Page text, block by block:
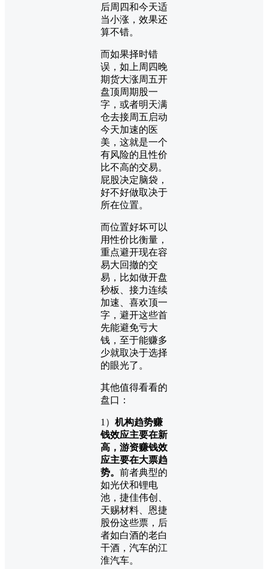
后周四和今天适
当小涨，效果还
算不错。
而如果择时错
误，如上周四晚
期货大涨周五开
盘顶周期股一
字，或者明天满
仓去接周五启动
今天加速的医
美，这就是一个
有风险的且性价
比不高的交易。
屁股决定脑袋，
好不好做取决于
所在位置。
而位置好坏可以
用性价比衡量，
重点避开现在容
易大回撤的交
易，比如做开盘
秒板、接力连续
加速、喜欢顶一
字，避开这些首
先能避免亏大
钱，至于能赚多
少就取决于选择
的眼光了。
其他值得看看的
盘口：
1） 机构趋势赚
钱效应主要在新
高，游资赚钱效
应主要在大票趋
势。 前者典型的
如光伏和锂电
池，捷佳伟创、
天赐材料、恩捷
股份这些票，后
者如白酒的老白
干酒，汽车的江
淮汽车。